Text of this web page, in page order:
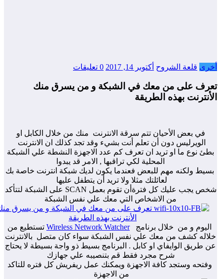
قلعة الشروح أكتوبر 14, 2017 0 تعليقات
على من معك في الشبكة و من يسرق منك
بهذه الطريقة
في بعض الأحيان تتم سرقة الانترنت منك من خلال الكابل او
الويرليس دون أن تعلم أنت بشيء وقد تجد كذلك ان الانترنت
نوع ما او تريد ان تعرف كم عدد الاجهزة النشطة علي الشبكة
المحلية لكي تراقبها , الامر قد يبدوا
ولكنه مهم للبعض فعندما يكون لديك شبكة انترنت خاصة بك
لعائلتك مثلا ولا تريد أن يتطفل عليها
شخص يجب عليك كل فترةأن تقوم بعمل SCAN على الشبكة لتتأكد
من الاشخاص التي معك علي نفس الشبكة
و من خلال برنامجWireless Network Watcherتستطيع من
كشف من معك علي نفس الشبكة سواء كان متصل بالانترنت
طريق الوايفاي او كابل . البرنامج بسيط ذو واجة بسيطة لا يحتاج
شرح مجرد فقط قم بتنصيبه علي جهازك
وستجد كافة الاجهزة ويمكنك عمل ريفريش كل فتره للتاكد
من الاجهزة